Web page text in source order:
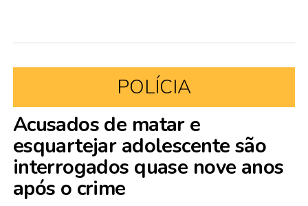
POLÍCIA
Acusados de matar e
esquartejar adolescente são
interrogados quase nove anos
após o crime